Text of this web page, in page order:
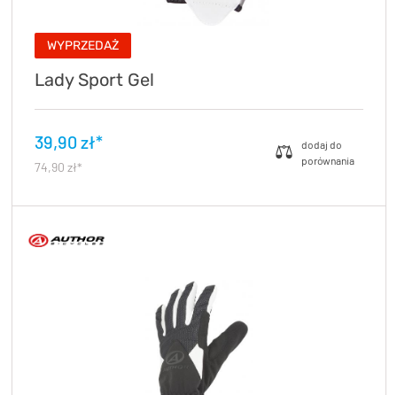
WYPRZEDAŻ
Lady Sport Gel
39,90 zł*
74,90 zł*